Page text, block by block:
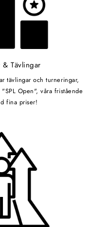
& Tävlingar
tävlingar och turneringar,
Open", våra fristående
fina priser!